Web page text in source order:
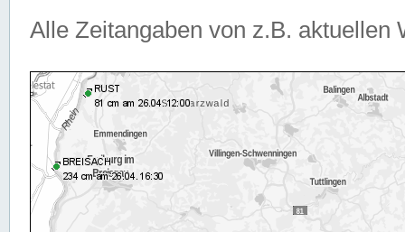
Alle Zeitangaben von z.B. aktuellen